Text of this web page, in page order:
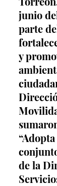
junio
parte
y
de la